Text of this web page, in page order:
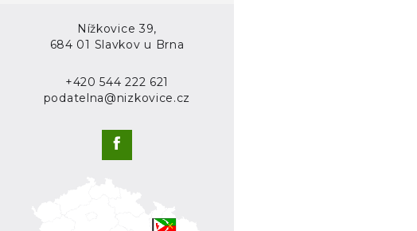
Nížkovice 39,
684 01 Slavkov u Brna
+420 544 222 621
podatelna@nizkovice.cz